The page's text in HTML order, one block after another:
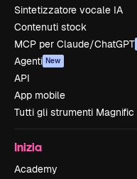
Sintetizzatore vocale IA
Contenuti stock
MCP per Claude/ChatGPT
Agenti New
API
App mobile
Tutti gli strumenti Magnific
Inizia
Academy